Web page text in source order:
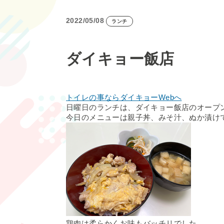
2022/05/08 ランチ
ダイキョー飯店
トイレの事ならダイキョーWebへ
日曜日のランチは、ダイキョー飯店のオープ
今日のメニューは親子丼、みそ汁、ぬか漬け